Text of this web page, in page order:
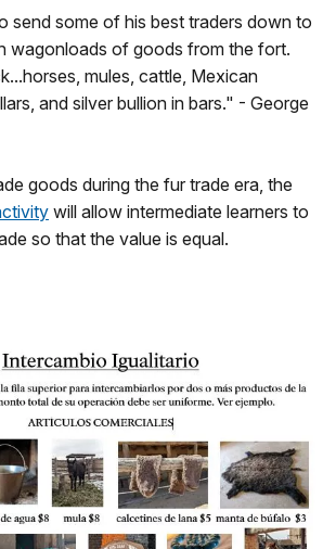
send some of his best traders down to
wagonloads of goods from the fort.
mules, cattle, Mexican
and silver bullion in bars." - George
goods during the fur trade era, the
will allow intermediate learners to
so that the value is equal.